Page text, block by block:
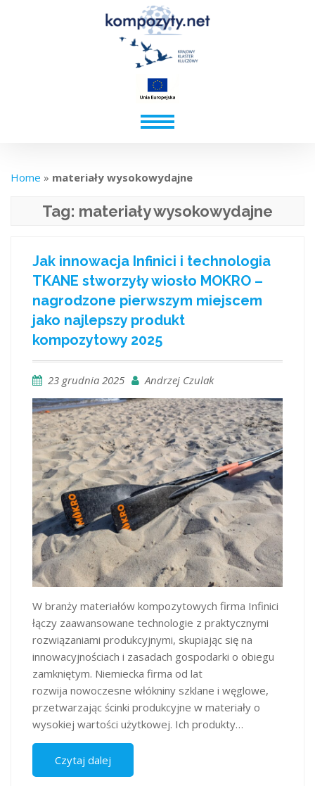
Home » materiały wysokowydajne
Tag: materiały wysokowydajne
Jak innowacja Infinici i technologia
TKANE stworzyły wiosło MOKRO –
nagrodzone pierwszym miejscem
jako najlepszy produkt
kompozytowy 2025
23 grudnia 2025 Andrzej Czulak
W branży materiałów kompozytowych firma Infinici
łączy zaawansowane technologie z praktycznymi
rozwiązaniami produkcyjnymi, skupiając się na
innowacyjnościach i zasadach gospodarki o obiegu
zamkniętym. Niemiecka firma od lat
rozwija nowoczesne włókniny szklane i węglowe,
przetwarzając ścinki produkcyjne w materiały o
wysokiej wartości użytkowej. Ich produkty…
Czytaj dalej